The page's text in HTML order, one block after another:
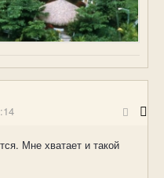
Мне хватает и такой